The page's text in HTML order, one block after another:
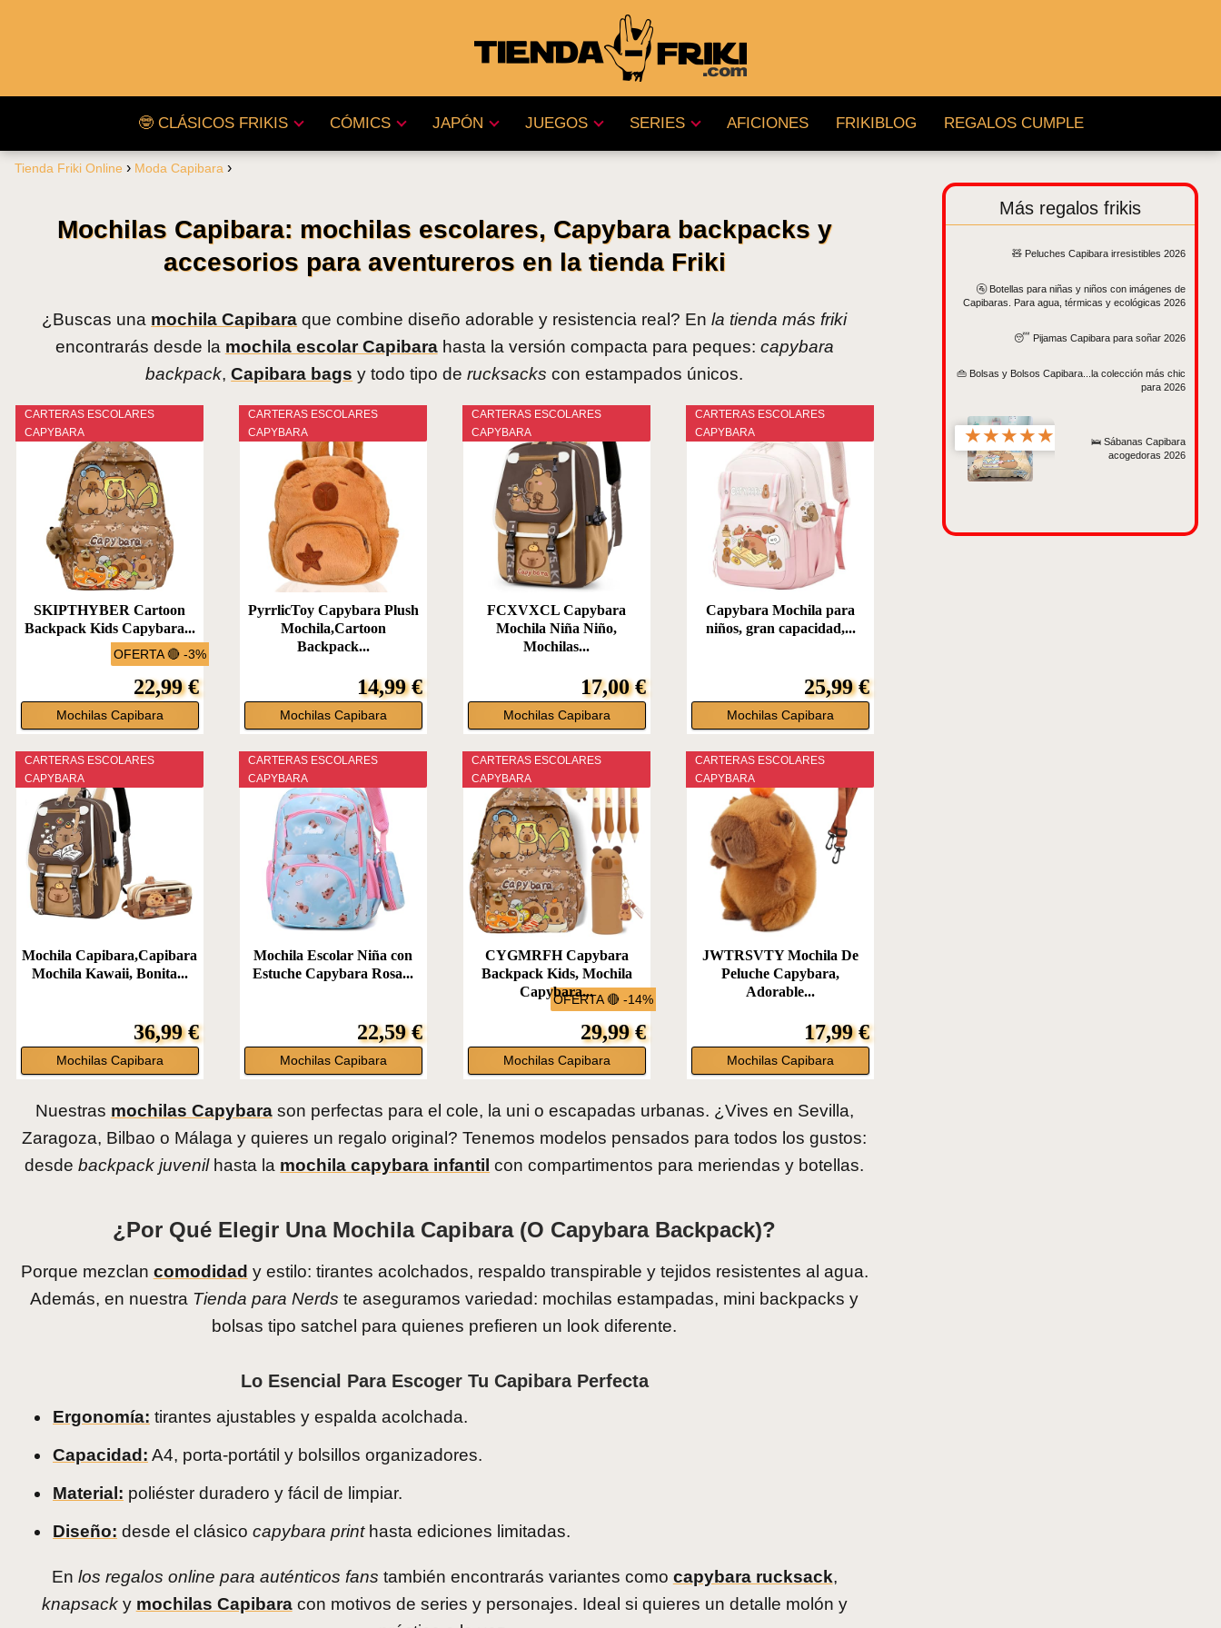
🤓 CLÁSICOS FRIKIS CÓMICS JAPÓN JUEGOS SERIES AFICIONES FRIKIBLOG REGALOS CUMPLE
Tienda Friki Online Moda Capibara
Mochilas Capibara: mochilas escolares, Capybara backpacks y
accesorios para aventureros en la tienda Friki
¿Buscas una mochila Capibara que combine diseño adorable y resistencia real? Enla tienda más friki
encontrarás desde la mochila escolar Capibarahasta la versión compacta para peques: capybara
backpack,Capibara bags y todo tipo derucksacks con estampados únicos.
OFERTA 🔴 -3%
CARTERAS ESCOLARES
CAPYBARA
SKIPTHYBER Cartoon
Backpack Kids Capybara...
22,99 €
Mochilas Capibara
CARTERAS ESCOLARES
CAPYBARA
PyrrlicToy Capybara Plush
Mochila,Cartoon
Backpack...
14,99 €
Mochilas Capibara
CARTERAS ESCOLARES
CAPYBARA
FCXVXCL Capybara
Mochila Niña Niño,
Mochilas...
17,00 €
Mochilas Capibara
CARTERAS ESCOLARES
CAPYBARA
Capybara Mochila para
niños, gran capacidad,...
25,99 €
Mochilas Capibara
CARTERAS ESCOLARES
CAPYBARA
Mochila Capibara,Capibara
Mochila Kawaii, Bonita...
36,99 €
Mochilas Capibara
CARTERAS ESCOLARES
CAPYBARA
Mochila Escolar Niña con
Estuche Capybara Rosa...
22,59 €
Mochilas Capibara
OFERTA 🔴 -14%
CARTERAS ESCOLARES
CAPYBARA
CYGMRFH Capybara
Backpack Kids, Mochila
Capybara...
29,99 €
Mochilas Capibara
CARTERAS ESCOLARES
CAPYBARA
JWTRSVTY Mochila De
Peluche Capybara,
Adorable...
17,99 €
Mochilas Capibara
Nuestras mochilas Capybarason perfectas para el cole, la uni o escapadas urbanas. ¿Vives en Sevilla,
Zaragoza, Bilbao o Málaga y quieres un regalo original? Tenemos modelos pensados para todos los gustos:
desdebackpack juvenilhasta la mochila capybara infantil con compartimentos para meriendas y botellas.
¿Por Qué Elegir Una Mochila Capibara (o Capybara Backpack)?
Porque mezclan comodidad y estilo: tirantes acolchados, respaldo transpirable y tejidos resistentes al agua.
Además, en nuestra Tienda para Nerds te aseguramos variedad: mochilas estampadas, mini backpacks y
bolsas tipo satchel para quienes prefieren un look diferente.
Lo Esencial Para Escoger Tu Capibara Perfecta
Ergonomía: tirantes ajustables y espalda acolchada.
Capacidad: A4, porta-portátil y bolsillos organizadores.
Material: poliéster duradero y fácil de limpiar.
Diseño: desde el clásico capybara printhasta ediciones limitadas.
En los regalos online para auténticos fans también encontrarás variantes como capybara rucksack,
knapsacky mochilas Capibaracon motivos de series y personajes. Ideal si quieres un detalle molón y
Más regalos frikis
🧸 Peluches Capibara irresistibles 2026
🚰 Botellas para niñas y niños con imágenes de
Capibaras. Para agua, térmicas y ecológicas 2026
😴 Pijamas Capibara para soñar 2026
👜 Bolsas y Bolsos Capibara...la colección más chic
para 2026
★★★★★
🛌 Sábanas Capibara
acogedoras 2026